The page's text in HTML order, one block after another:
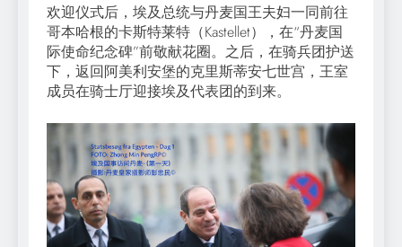
欢迎仪式后，埃及总统与丹麦国王夫妇一同前往
哥本哈根的卡斯特莱特（Kastellet），在“丹麦国
际使命纪念碑”前敬献花圈。之后，在骑兵团护送
下，返回阿美利安堡的克里斯蒂安七世宫，王室
成员在骑士厅迎接埃及代表团的到来。